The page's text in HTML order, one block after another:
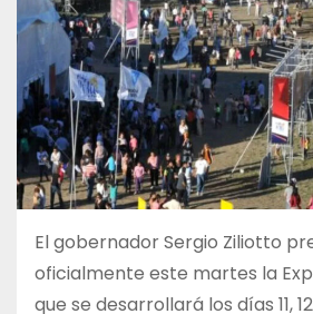
El gobernador Sergio Ziliotto
oficialmente este martes la
que se desarrollará los días 11,